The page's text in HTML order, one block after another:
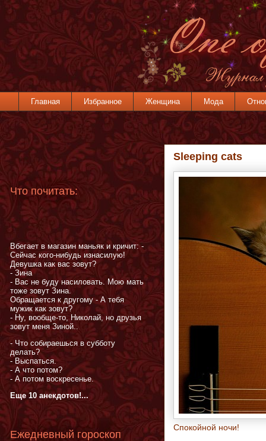
Главная Избранное Женщина Мода
Sleeping cats
Cпокойной ночи!
Что почитать:
Вбегает в магазин маньяк и кричит: -
Сейчас кого-нибудь изнасилую!
Девушка как вас зовут?
- Зина
- Вас не буду насиловать. Мою мать
тоже зовут Зина.
Обращается к другому - А тебя
мужик как зовут?
- Ну, вообще-то, Николай, но друзья
зовут меня Зиной..
- Что собираешься в субботу
делать?
- Выспаться.
- А что потом?
- А потом воскресенье.
Еще 10 анекдотов!...
Ежедневный гороскоп